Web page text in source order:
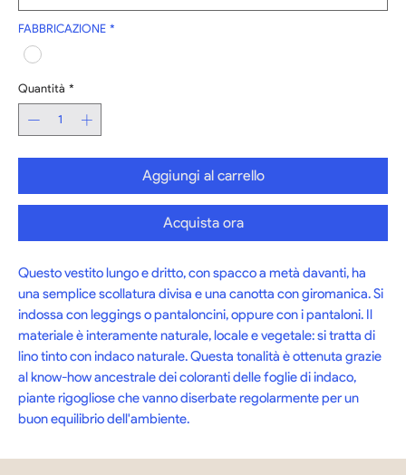
FABBRICAZIONE *
Quantità *
Aggiungi al carrello
Acquista ora
Questo vestito lungo e dritto, con spacco a metà davanti, ha
una semplice scollatura divisa e una canotta con giromanica. Si
indossa con leggings o pantaloncini, oppure con i pantaloni. Il
materiale è interamente naturale, locale e vegetale: si tratta di
lino tinto con indaco naturale. Questa tonalità è ottenuta grazie
al know-how ancestrale dei coloranti delle foglie di indaco,
piante rigogliose che vanno diserbate regolarmente per un
buon equilibrio dell'ambiente.